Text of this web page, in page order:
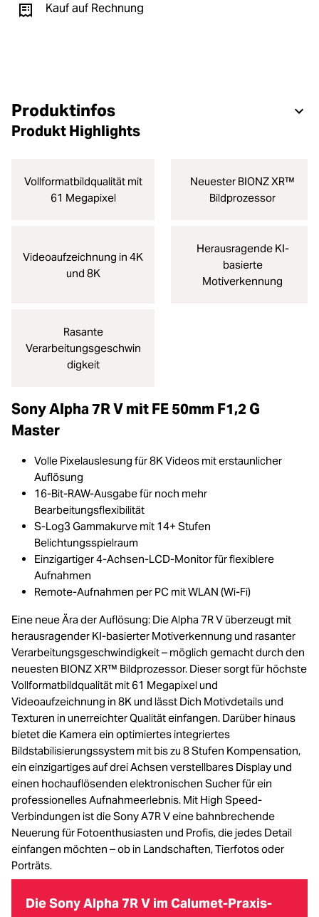
Kauf auf Rechnung
Produktinfos
Produkt Highlights
Vollformatbildqualität mit
61 Megapixel
Neuester BIONZ XR™
Bildprozessor
Videoaufzeichnung in 4K
und 8K
Herausragende KI-
basierte
Motiverkennung
Rasante
Verarbeitungsgeschwin
digkeit
Sony Alpha 7R V mit FE 50mm F1,2 G
Master
Volle Pixelauslesung für 8K Videos mit erstaunlicher
Auflösung
16-Bit-RAW-Ausgabe für noch mehr
Bearbeitungsflexibilität
S-Log3 Gammakurve mit 14+ Stufen
Belichtungsspielraum
Einzigartiger 4-Achsen-LCD-Monitor für flexiblere
Aufnahmen
Remote-Aufnahmen per PC mit WLAN (Wi-Fi)
Eine neue Ära der Auflösung: Die Alpha 7R V überzeugt mit
herausragender KI-basierter Motiverkennung und rasanter
Verarbeitungsgeschwindigkeit – möglich gemacht durch den
neuesten BIONZ XR™ Bildprozessor. Dieser sorgt für höchste
Vollformatbildqualität mit 61 Megapixel und
Videoaufzeichnung in 8K und lässt Dich Motivdetails und
Texturen in unerreichter Qualität einfangen. Darüber hinaus
bietet die Kamera ein optimiertes integriertes
Bildstabilisierungssystem mit bis zu 8 Stufen Kompensation,
ein einzigartiges auf drei Achsen verstellbares Display und
einen hochauflösenden elektronischen Sucher für ein
professionelles Aufnahmeerlebnis. Mit High Speed-
Verbindungen ist die Sony A7R V eine bahnbrechende
Neuerung für Fotoenthusiasten und Profis, die jedes Detail
einfangen möchten – ob in Landschaften, Tierfotos oder
Porträts.
Die Sony Alpha 7R V im Calumet-Praxis-